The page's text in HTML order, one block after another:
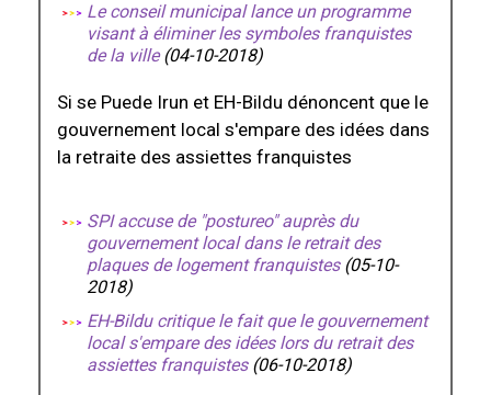
Le conseil municipal lance un programme
visant à éliminer les symboles franquistes
de la ville(04-10-2018)
Si se Puede Irun et EH-Bildu dénoncent que le
gouvernement local s'empare des idées dans
la retraite des assiettes franquistes
SPI accuse de "postureo" auprès du
gouvernement local dans le retrait des
plaques de logement franquistes(05-10-
2018)
EH-Bildu critique le fait que le gouvernement
local s'empare des idées lors du retrait des
assiettes franquistes(06-10-2018)